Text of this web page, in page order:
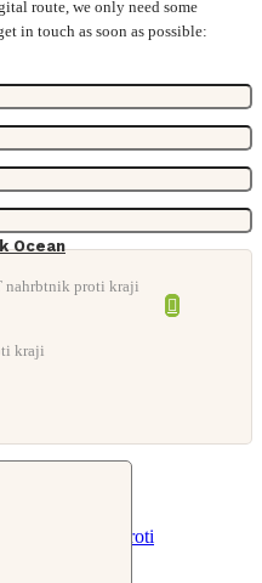
Ocean
route, we only need some
in touch as soon as possible:
kraji